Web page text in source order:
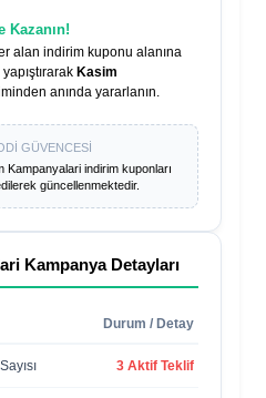
Kazanın!
alan indirim kuponu alanına
Kasim
anında yararlanın.
GÜVENCESİ
Kampanyalariindirim kuponları
güncellenmektedir.
Kampanya Detayları
Durum / Detay
3 Aktif Teklif